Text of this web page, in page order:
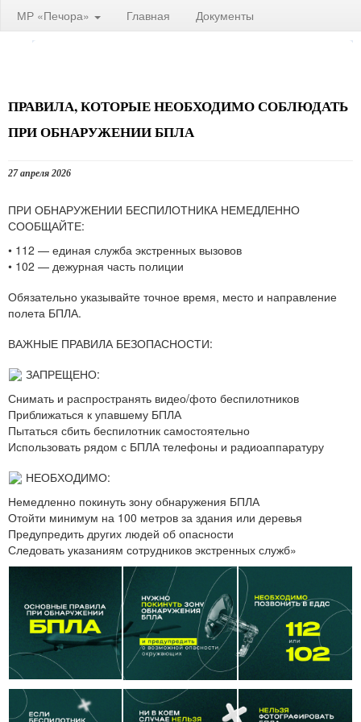
МР «Печора» Главная Документы
ПРАВИЛА, КОТОРЫЕ НЕОБХОДИМО СОБЛЮДАТЬ
ПРИ ОБНАРУЖЕНИИ БПЛА
27 апреля 2026
ПРИ ОБНАРУЖЕНИИ БЕСПИЛОТНИКА НЕМЕДЛЕННО
СООБЩАЙТЕ:
• 112 — единая служба экстренных вызовов
• 102 — дежурная часть полиции
Обязательно указывайте точное время, место и направление
полета БПЛА.
ВАЖНЫЕ ПРАВИЛА БЕЗОПАСНОСТИ:
ЗАПРЕЩЕНО:
Снимать и распространять видео/фото беспилотников
Приближаться к упавшему БПЛА
Пытаться сбить беспилотник самостоятельно
Использовать рядом с БПЛА телефоны и радиоаппаратуру
НЕОБХОДИМО:
Немедленно покинуть зону обнаружения БПЛА
Отойти минимум на 100 метров за здания или деревья
Предупредить других людей об опасности
Следовать указаниям сотрудников экстренных служб»